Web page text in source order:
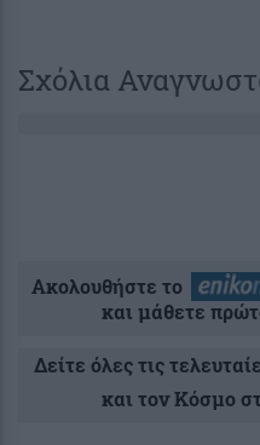
Σχόλια
Ακολουθήστε το
και μάθετε
Δείτε όλες τις
και τον Κόσμο